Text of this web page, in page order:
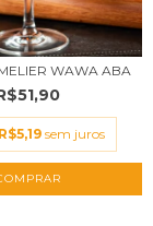
WAWA ABA
R$5,19 sem juros